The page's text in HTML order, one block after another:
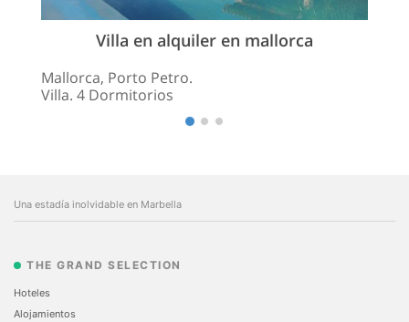
Villa en alquiler en mallorca
Mallorca, Porto Petro.
Villa. 4 Dormitorios
Una estadía inolvidable en Marbella
THE GRAND SELECTION
Hoteles
Alojamientos